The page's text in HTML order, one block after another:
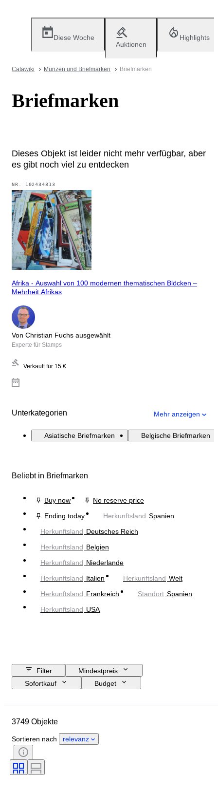
Diese Woche
Auktionen
Highlights
Catawiki Münzen und Briefmarken Briefmarken
Briefmarken
Dieses Objekt ist leider nicht mehr verfügbar, aber
es gibt noch viel zu entdecken
NR. 102434813
Afrika - Auswahl von 100 modernen thematischen Blöcken –
Mehrheit Afrikas
Von Christian Fuchs ausgewählt
Experte für Stamps
Verkauft für 15 €
Unterkategorien Mehr anzeigen
Asiatische Briefmarken Belgische Briefmarken
Beliebt in Briefmarken
Buy now
No reserve price
Ending today
Herkunftsland Spanien
Herkunftsland Deutsches Reich
Herkunftsland Belgien
Herkunftsland Niederlande
Herkunftsland Italien Herkunftsland Welt
Herkunftsland Frankreich Standort Spanien
Herkunftsland USA
Filter
Mindestpreis
Sofortkauf
Budget
Material
Periode
Thema
Stil
Unterschrift
Auflage
3749 Objekte
Sortieren nach relevanz